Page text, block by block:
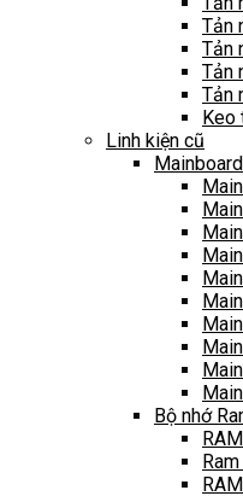
Tản
Tản
Tản
Tản
Keo
Linh kiện cũ
Bộ nhớ